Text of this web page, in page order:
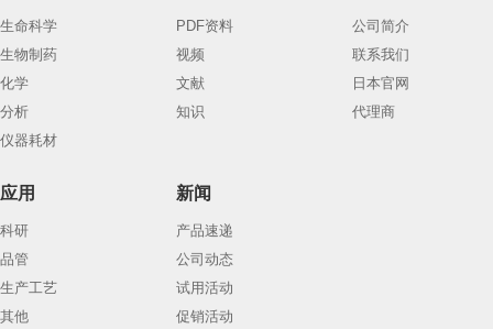
生命科学
生物制药
化学
分析
仪器耗材
PDF资料
视频
文献
知识
公司简介
联系我们
日本官网
代理商
应用
科研
品管
生产工艺
其他
新闻
产品速递
公司动态
试用活动
促销活动